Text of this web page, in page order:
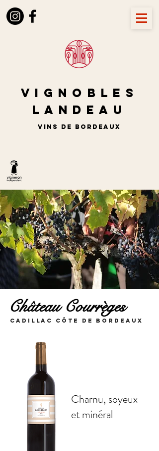
Vignobles
LANDEAU
vins de BORDEAUX
Château Courrèges
cadillac côte de bordeaux
Charnu, soyeux
et minéral